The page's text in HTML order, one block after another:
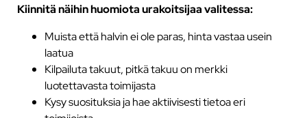
Kiinnitä näihin huomiota urakoitsijaa valitessa:
Muista että halvin ei ole paras, hinta vastaa usein
laatua
Kilpailuta takuut, pitkä takuu on merkki
luotettavasta toimijasta
Kysy suosituksia ja hae aktiivisesti tietoa eri